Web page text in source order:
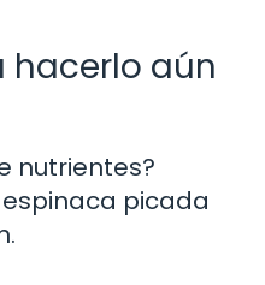
hacerlo aún
nutrientes?
picada